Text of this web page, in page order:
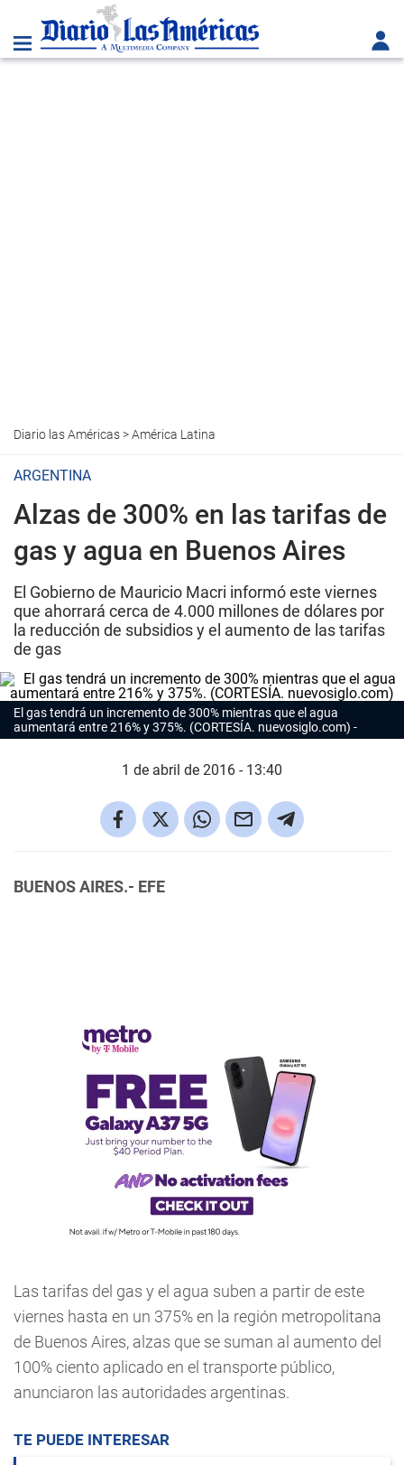
Diario las Américas>América Latina
ARGENTINA
Alzas de 300% en las tarifas de
gas y agua en Buenos Aires
El Gobierno de Mauricio Macri informó este viernes
que ahorrará cerca de 4.000 millones de dólares por
la reducción de subsidios y el aumento de las tarifas
de gas
El gas tendrá un incremento de 300% mientras que el agua
aumentará entre 216% y 375%. (CORTESÍA. nuevosiglo.com)
1 de abril de 2016 - 13:40
BUENOS AIRES.- EFE
Las tarifas del gas y el agua suben a partir de este
viernes hasta en un 375% en la región metropolitana
de Buenos Aires, alzas que se suman al aumento del
100% ciento aplicado en el transporte público,
anunciaron las autoridades argentinas.
TE PUEDE INTERESAR